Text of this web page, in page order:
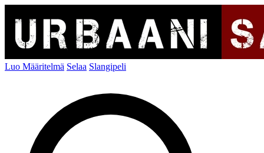
Luo Määritelmä Selaa Slangipeli